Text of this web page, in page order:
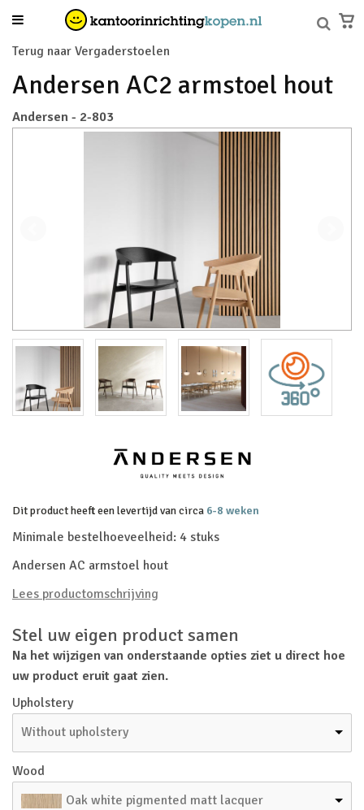
Terug naar Vergaderstoelen
Andersen AC2 armstoel hout
Andersen - 2-803
Dit product heeft een levertijd van circa 6-8 weken
Minimale bestelhoeveelheid: 4 stuks
Andersen AC armstoel hout
Lees productomschrijving
Stel uw eigen product samen
Na het wijzigen van onderstaande opties ziet u direct hoe
uw product eruit gaat zien.
Upholstery
Without upholstery
Wood
Oak white pigmented matt lacquer